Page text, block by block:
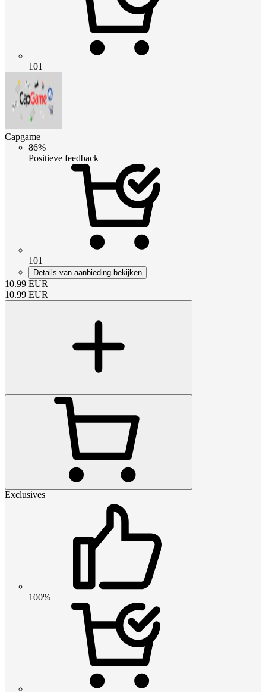
101
Capgame
86%
Positieve feedback
101
Details van aanbieding bekijken
10.99 EUR
10.99 EUR
Exclusives
100%